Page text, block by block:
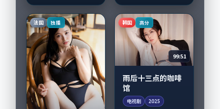
主要在中国香港完成
制作协同，2025-...
法国 独播 韩国 高分
99:51
雨后十三点的咖啡
馆
电视剧 2025